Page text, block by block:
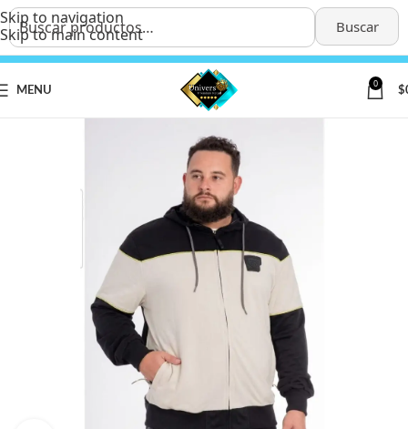
Buscar
Skip to navigation
Skip to main content
MENU
0
$